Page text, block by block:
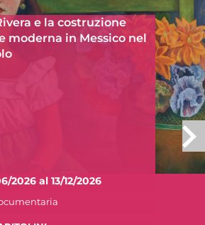
e la costruzione
moderna in Messico nel
2026 al 13/12/2026